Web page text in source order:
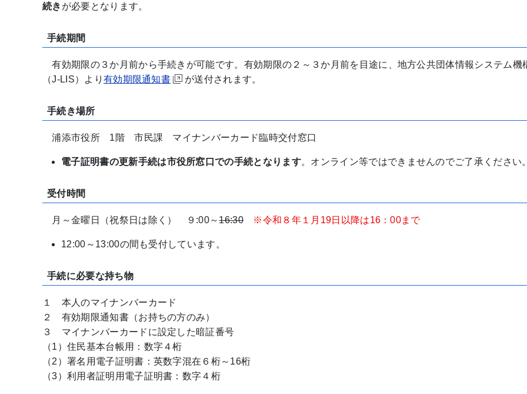
続き が必要となります。
手続期間
有効期限の３か月前から手続きが可能です。有効期限の２～３か月前を目途に、地方公共団体情報システム機
（J-LIS）より 有効期限通知書 が送付されます。
手続き場所
浦添市役所 1階 市民課 マイナンバーカード臨時交付窓口
電子証明書の更新手続は市役所窓口での手続となります。オンライン等ではできませんのでご了承ください。
受付時間
月～金曜日（祝祭日は除く） ９:00～16:30 ※令和８年１月19日以降は16：00まで
12:00～13:00の間も受付しています。
手続に必要な持ち物
１ 本人のマイナンバーカード
２ 有効期限通知書（お持ちの方のみ）
３ マイナンバーカードに設定した暗証番号
（1）住民基本台帳用：数字４桁
（2）署名用電子証明書：英数字混在６桁～16桁
（3）利用者証明用電子証明書：数字４桁